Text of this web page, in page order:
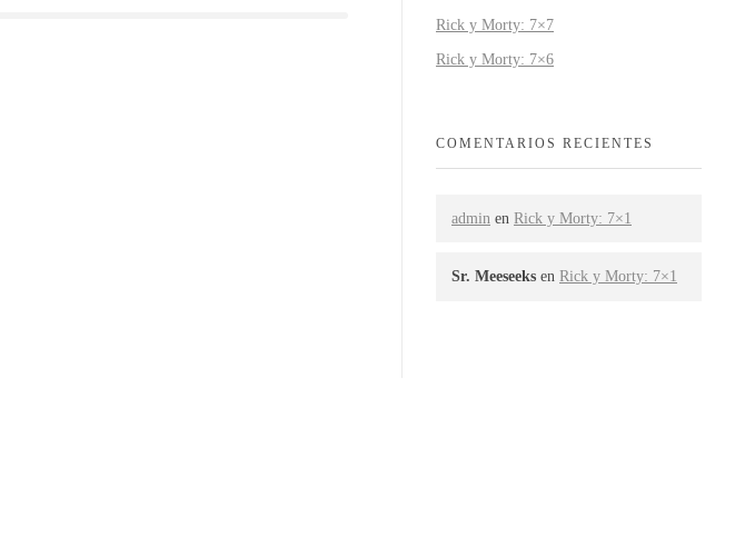
Rick y Morty: 7×7
Rick y Morty: 7×6
COMENTARIOS RECIENTES
admin en Rick y Morty: 7×1
Sr. Meeseeks en Rick y Morty: 7×1